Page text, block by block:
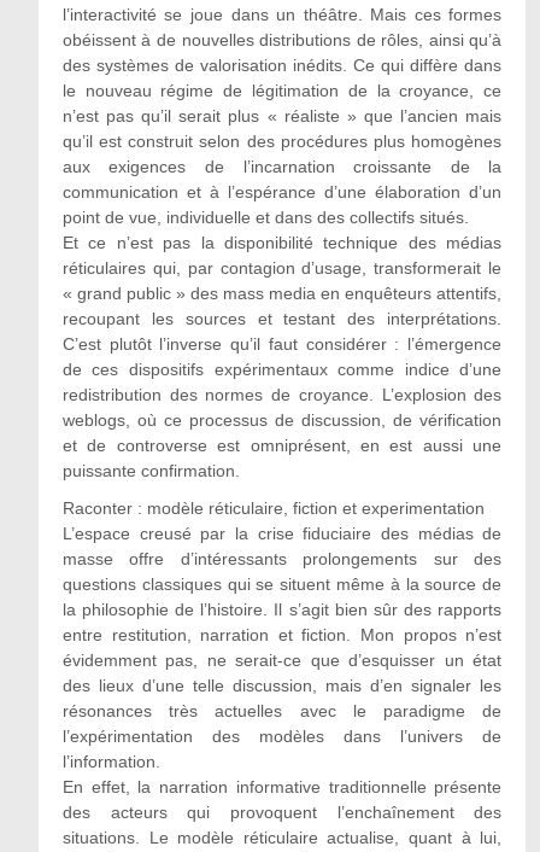
l’interactivité se joue dans un théâtre. Mais ces formes
obéissent à de nouvelles distributions de rôles, ainsi qu’à
des systèmes de valorisation inédits. Ce qui diffère dans
le nouveau régime de légitimation de la croyance, ce
n’est pas qu’il serait plus « réaliste » que l’ancien mais
qu’il est construit selon des procédures plus homogènes
aux exigences de l’incarnation croissante de la
communication et à l’espérance d’une élaboration d’un
point de vue, individuelle et dans des collectifs situés.
Et ce n’est pas la disponibilité technique des médias
réticulaires qui, par contagion d’usage, transformerait le
« grand public » des mass media en enquêteurs attentifs,
recoupant les sources et testant des interprétations.
C’est plutôt l’inverse qu’il faut considérer : l’émergence
de ces dispositifs expérimentaux comme indice d’une
redistribution des normes de croyance. L’explosion des
weblogs, où ce processus de discussion, de vérification
et de controverse est omniprésent, en est aussi une
puissante confirmation.
Raconter : modèle réticulaire, fiction et experimentation
L’espace creusé par la crise fiduciaire des médias de
masse offre d’intéressants prolongements sur des
questions classiques qui se situent même à la source de
la philosophie de l’histoire. Il s’agit bien sûr des rapports
entre restitution, narration et fiction. Mon propos n’est
évidemment pas, ne serait-ce que d’esquisser un état
des lieux d’une telle discussion, mais d’en signaler les
résonances très actuelles avec le paradigme de
l’expérimentation des modèles dans l’univers de
l’information.
En effet, la narration informative traditionnelle présente
des acteurs qui provoquent l’enchaînement des
situations. Le modèle réticulaire actualise, quant à lui,